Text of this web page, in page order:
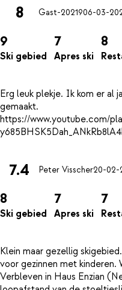
8 Gast-2021906-03-
9
Ski gebied
7
Apres ski
8
Erg leuk plekje. Ik kom er al
gemaakt.
https://www.youtube.com/
7.4 Peter Visscher20-02-
8
Ski gebied
7
Apres ski
7
Klein maar gezellig
voor gezinnen met kinderen.
Verbleven in Haus Enzian